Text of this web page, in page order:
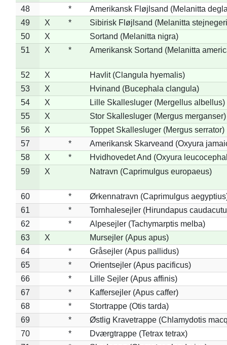
48
*
Amerikansk Fløjlsand (Melanitta
49
X *
Sibirisk Fløjlsand (Melanitta
50
X
Sortand (Melanitta nigra)
51
X * Amerikansk Sortand (Melanitta
52 X
Havlit (Clangula hyemalis)
53
X
Hvinand (Bucephala clangula)
54
X
Lille Skallesluger (Mergellus albellus)
55
X
Stor Skallesluger (Mergus merganser)
56
X
Toppet Skallesluger (Mergus serrator)
57
*
Amerikansk Skarveand (Oxyura
58
X *
Hvidhovedet And (Oxyura
59
X Natravn (Caprimulgus europaeus)
60 *
Ørkennatravn (Caprimulgus
61
*
Tornhalesejler (Hirundapus
62
*
Alpesejler (Tachymarptis melba)
63
X
Mursejler (Apus apus)
64
*
Gråsejler (Apus pallidus)
65
*
Orientsejler (Apus pacificus)
66
*
Lille Sejler (Apus affinis)
67
*
Kaffersejler (Apus caffer)
68
*
Stortrappe (Otis tarda)
69
*
Østlig Kravetrappe (Chlamydotis
70
*
Dværgtrappe (Tetrax tetrax)